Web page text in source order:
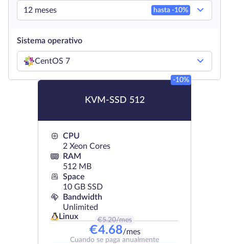
12 meses hasta -10%
Sistema operativo
CentOS 7
KVM-SSD 512
-10%
CPU
2 Xeon Cores
RAM
512 MB
Space
10 GB SSD
Bandwidth
Unlimited
Linux
€5.20/mes
€4.68/mes
Cuando se paga anualmente